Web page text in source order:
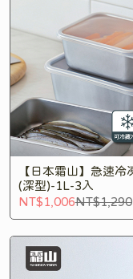
【日本霜山】急速冷
(深型)-1L-3入
NT$1,006NT$1,290